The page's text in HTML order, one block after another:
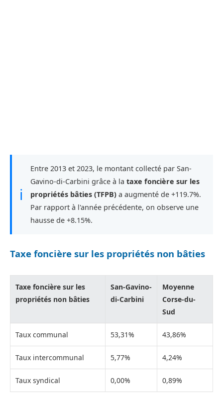
ℹ
Entre 2013 et 2023, le montant collecté par San-
Gavino-di-Carbini grâce à la taxe foncière sur les
propriétés bâties (TFPB) a augmenté de +119.7%.
Par rapport à l'année précédente, on observe une
hausse de +8.15%.
Taxe foncière sur les propriétés non bâties
Taxe foncière sur les
propriétés non bâties
San-Gavino-
di-Carbini
Moyenne
Corse-du-
Sud
Taux communal 53,31% 43,86%
Taux intercommunal 5,77% 4,24%
Taux syndical 0,00% 0,89%